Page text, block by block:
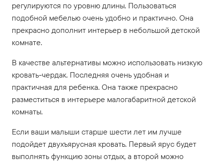
регулируются по уровню длины. Пользоваться
подобной мебелью очень удобно и практично. Она
прекрасно дополнит интерьер в небольшой детской
комнате.
В качестве альтернативы можно использовать низкую
кровать-чердак. Последняя очень удобная и
практичная для ребенка. Она также прекрасно
разместиться в интерьере малогабаритной детской
комнаты.
Если ваши малыши старше шести лет им лучше
подойдет двухъярусная кровать. Первый ярус будет
выполнять функцию зоны отдых, а второй можно